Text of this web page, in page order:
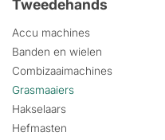
Tweedehands
Accu machines
Banden en wielen
Combizaaimachines
Grasmaaiers
Hakselaars
Hefmasten